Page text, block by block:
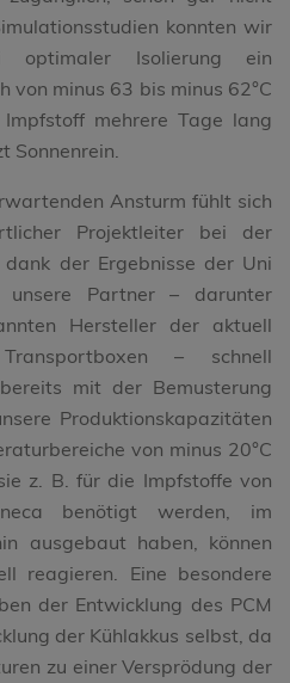
konnten wir
optimaler Isolierung ein
von minus 63 bis minus 62°C
mehrere Tage lang
Sonnenrein.
Ansturm fühlt sich
Projektleiter bei der
der Ergebnisse der Uni
unsere Partner – darunter
Hersteller der aktuell
– schnell
mit der Bemusterung
Produktionskapazitäten
von minus 20°C
z. B. für die Impfstoffe von
benötigt werden, im
ausgebaut haben, können
reagieren. Eine besondere
der Entwicklung des PCM
der Kühlakkus selbst, da
zu einer Versprödung der